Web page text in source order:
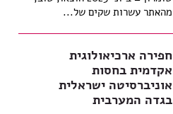
מהאתר עשרות שקים של...
חפירה ארכיאולוגית
אקדמית בחסות
אוניברסיטה ישראלית
בגדה המערבית